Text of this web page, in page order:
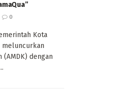
0
Kota
meluncurkan
(AMDK) dengan